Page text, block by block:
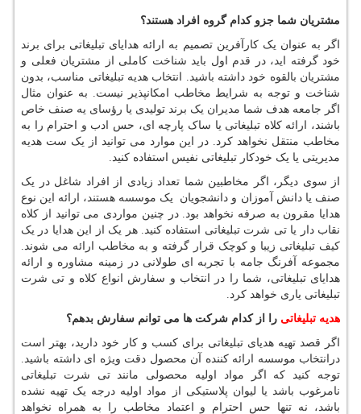
مشتریان شما جزو کدام گروه افراد هستند؟
اگر به عنوان یک کارآفرین تصمیم به ارائه هدایای تبلیغاتی برای برند
خود گرفته اید، در قدم اول باید شناخت کاملی از مشتریان فعلی و
مشتریان بالقوه خود داشته باشید. انتخاب هدیه تبلیغاتی مناسب، بدون
شناخت و توجه به شرایط مخاطب امکانپذیر نیست. به عنوان مثال
اگر جامعه هدف شما مدیران یک برند تولیدی یا رؤسای یه صنف خاص
باشند، ارائه کلاه تبلیغاتی یا ساک پارچه ای، حس ادب و احترام را به
مخاطب منتقل نخواهد کرد. در این موارد می توانید از یک ست هدیه
مدیریتی یا یک خودکار تبلیغاتی نفیس استفاده کنید.
از سوی دیگر، اگر مخاطبین شما تعداد زیادی از افراد شاغل در یک
صنف یا دانش آموزان و دانشجویان یک موسسه هستند، ارائه این نوع
هدایا مقرون به صرفه نخواهد بود. در چنین مواردی می توانید از کلاه
نقاب دار یا تی شرت تبلیغاتی استفاده کنید. هر یک از این هدایا در یک
کیف تبلیغاتی زیبا و کوچک قرار گرفته و به مخاطب ارائه می شوند.
مجموعه آفرنگ جامه با تجربه ای طولانی در زمینه مشاوره و ارائه
هدایای تبلیغاتی، شما را در انتخاب و سفارش انواع کلاه و تی شرت
تبلیغاتی یاری خواهد کرد.
هدیه تبلیغاتی را از کدام شرکت ها می توانم سفارش بدهم؟
اگر قصد تهیه هدیای تبلیغاتی برای کسب و کار خود دارید، بهتر است
درانتخاب موسسه ارائه کننده آن محصول دقت ویژه ای داشته باشید.
توجه کنید که اگر مواد اولیه محصولی مانند تی شرت تبلیغاتی
نامرغوب باشد یا لیوان پلاستیکی از مواد اولیه درجه یک تهیه نشده
باشد، نه تنها حس احترام و اعتماد مخاطب را به همراه نخواهد